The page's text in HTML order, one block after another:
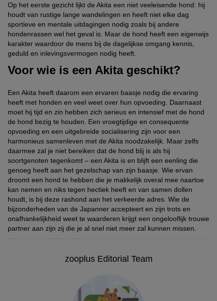
Op het eerste gezicht lijkt de Akita een niet veeleisende hond: hij
houdt van rustige lange wandelingen en heeft niet elke dag
sportieve en mentale uitdagingen nodig zoals bij andere
hondenrassen wel het geval is. Maar de hond heeft een eigenwijs
karakter waardoor de mens bij de dagelijkse omgang kennis,
geduld en inlevingsvermogen nodig heeft.
Voor wie is een Akita geschikt?
Een Akita heeft daarom een ervaren baasje nodig die ervaring
heeft met honden en veel weet over hun opvoeding. Daarnaast
moet hij tijd en zin hebben zich serieus en intensief met de hond
de hond bezig te houden. Een vroegtijdige en consequente
opvoeding en een uitgebreide socialisering zijn voor een
harmonieus samenleven met de Akita noodzakelijk. Maar zelfs
daarmee zal je niet bereiken dat de hond blij is als hij
soortgenoten tegenkomt – een Akita is en blijft een eenling die
genoeg heeft aan het gezelschap van zijn baasje. Wie ervan
droomt een hond te hebben die je makkelijk overal mee naartoe
kan nemen en niks tegen hectiek heeft en van samen dollen
houdt, is bij deze rashond aan het verkeerde adres. Wie de
bijzonderheden van de Japanner accepteert en zijn trots en
onafhankelijkheid weet te waarderen krijgt een ongelooflijk trouwe
partner aan zijn zij die je al snel niet meer zal kunnen missen.
zooplus Editorial Team